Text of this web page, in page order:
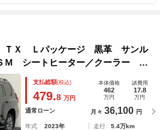
ＴＸ Ｌパッケージ 黒革 サンル
シートヒーター／クーラー ク
ークルーズ ＬＥＤ ルーフレー
ワーシート ＵＳＢポート ＥＴ
支払総額(税込)
479.8 万円
本体価格
462
万円
諸費用
17.8
万円
通常ローン 月々 36,100 円
年式 2023年 走行
5.4万km